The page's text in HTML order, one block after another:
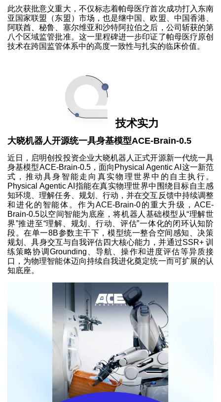
此次获批意义重大，不仅标志着帕母医疗首次成功打入东南
亚国家联盟（东盟）市场，也是继中国、欧盟、中国香港、
阿联酋、秘鲁、塞尔维亚和沙特阿拉伯之后，公司斩获的第
八个区域监管批准。这一里程碑进一步印证了帕母医疗原创
技术在跨国监管体系中的高度一致性与扎实的临床价值。
技术实力
大晓机器人开源统一具身基模型ACE-Brain-0.5
近日，启明创投投资企业大晓机器人正式开源新一代统一具
身基模型ACE-Brain-0.5，面向Physical Agentic AI这一新范
式，推动具身智能走向真实物理世界中的自主执行。
Physical Agentic AI指能在真实物理世界中围绕目标自主感
知环境、理解任务、规划、行动，并在交互反馈中持续调整
和进化的智能体。作为ACE-Brain-0的重大升级，ACE-
Brain-0.5以空间智能为底座，将机器人基础模型从“理解世
界”推进至“理解、规划、行动、评估”一体化的闭环认知阶
段。在单一8B参数主干下，模型统一整合空间感知、决策
规划、具身交互与自我评估四大核心能力，并通过SSR+ 训
练策略协调Grounding、导航、操作和进度评估等异质接
口，为物理智能体迈向持续自我进化奠定统一而可扩展的认
知底座。